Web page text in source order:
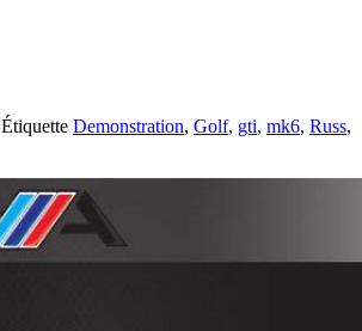
Étiquette Demonstration, Golf, gti, mk6, Russ,